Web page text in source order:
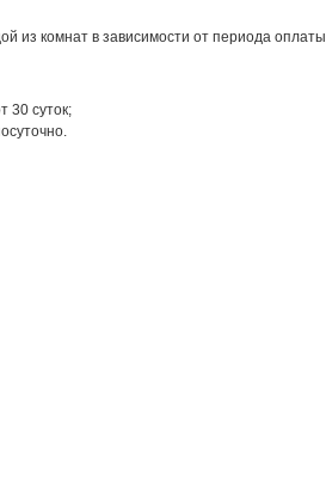
из комнат в зависимости от периода оплаты
30 суток;